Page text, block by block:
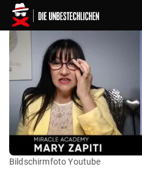
Bildschirmfoto Youtube